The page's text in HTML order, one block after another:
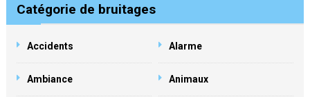
Catégorie de bruitages
Accidents Alarme
Ambiance Animaux